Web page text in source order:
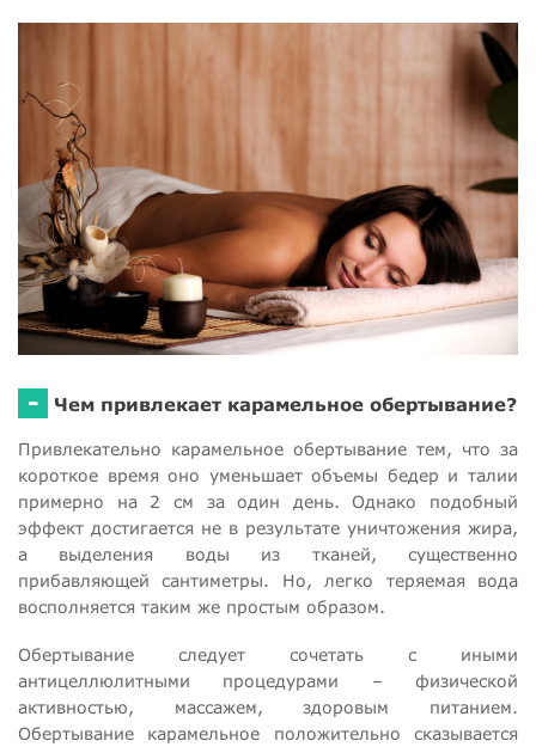
- Чем привлекает карамельное обертывание?
Привлекательно карамельное обертывание тем, что за
короткое время оно уменьшает объемы бедер и талии
примерно на 2 см за один день. Однако подобный
эффект достигается не в результате уничтожения жира,
а выделения воды из тканей, существенно
прибавляющей сантиметры. Но, легко теряемая вода
восполняется таким же простым образом.
Обертывание следует сочетать с иными
антицеллюлитными процедурами – физической
активностью, массажем, здоровым питанием.
Обертывание карамельное положительно сказывается